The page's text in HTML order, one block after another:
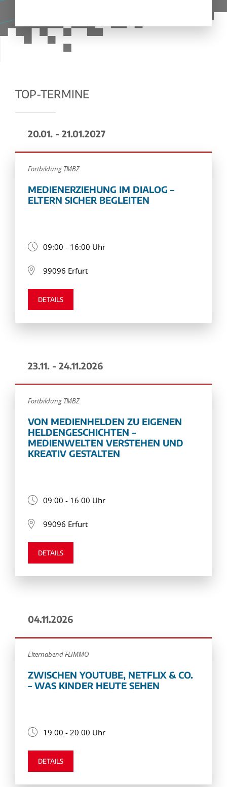
TOP-TERMINE
20.01. - 21.01.2027
Fortbildung TMBZ
MEDIENERZIEHUNG IM DIALOG –
ELTERN SICHER BEGLEITEN
09:00 - 16:00 Uhr
99096 Erfurt
DETAILS
23.11. - 24.11.2026
Fortbildung TMBZ
VON MEDIENHELDEN ZU EIGENEN
HELDENGESCHICHTEN –
MEDIENWELTEN VERSTEHEN UND
KREATIV GESTALTEN
09:00 - 16:00 Uhr
99096 Erfurt
DETAILS
04.11.2026
Elternabend FLIMMO
ZWISCHEN YOUTUBE, NETFLIX & CO.
– WAS KINDER HEUTE SEHEN
19:00 - 20:00 Uhr
DETAILS